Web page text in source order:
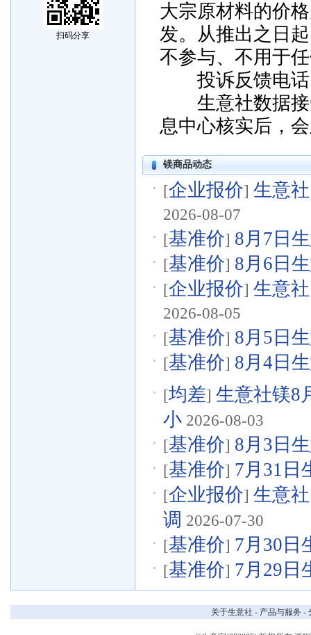
扫码分享
大宗原材料的价
发。从推出之日
不参与、不用于
投诉反馈电话
生意社数据接
息中心核实后，
镁商品动态
[企业报价] 生意
2026-08-07
[基准价] 8月7日
[基准价] 8月6日
[企业报价] 生意
2026-08-05
[基准价] 8月5日
[基准价] 8月4日
[均差] 生意社镁8
小 2026-08-03
[基准价] 8月3日
[基准价] 7月31日
[企业报价] 生意
调 2026-07-30
[基准价] 7月30日
[基准价] 7月29日
关于生意社 - 产品与服务 -